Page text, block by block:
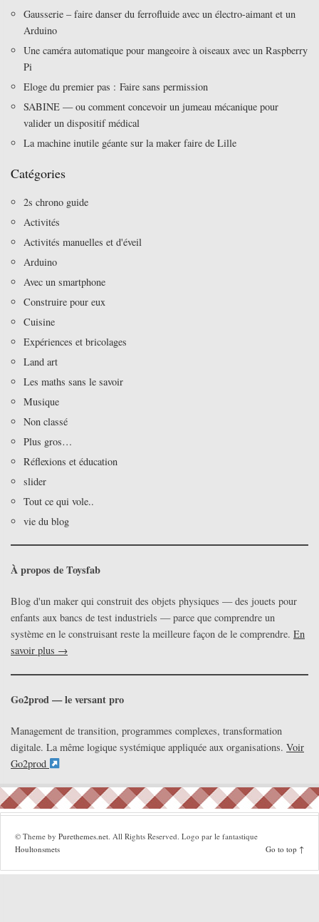
Gausserie – faire danser du ferrofluide avec un électro-aimant et un
Arduino
Une caméra automatique pour mangeoire à oiseaux avec un Raspberry
Pi
Eloge du premier pas : Faire sans permission
SABINE — ou comment concevoir un jumeau mécanique pour
valider un dispositif médical
La machine inutile géante sur la maker faire de Lille
Catégories
2s chrono guide
Activités
Activités manuelles et d'éveil
Arduino
Avec un smartphone
Construire pour eux
Cuisine
Expériences et bricolages
Land art
Les maths sans le savoir
Musique
Non classé
Plus gros…
Réflexions et éducation
slider
Tout ce qui vole..
vie du blog
À propos de Toysfab
Blog d'un maker qui construit des objets physiques — des jouets pour
enfants aux bancs de test industriels — parce que comprendre un
système en le construisant reste la meilleure façon de le comprendre. En
savoir plus →
Go2prod — le versant pro
Management de transition, programmes complexes, transformation
digitale. La même logique systémique appliquée aux organisations. Voir
Go2prod
© Theme by Purethemes.net . All Rights Reserved. Logo par le fantastique
Houltonsmets
Go to top ↑